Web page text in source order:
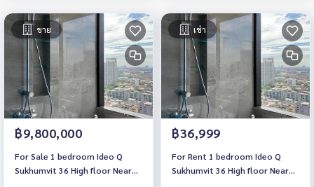
ขาย
฿9,800,000
For Sale 1 bedroom Ideo Q
Sukhumvit 36 High floor Near
เช่า
฿36,999
For Rent 1 bedroom Ideo Q
Sukhumvit 36 High floor Near